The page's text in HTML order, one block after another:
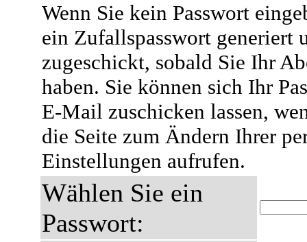
Wenn Sie kein Passwort
ein Zufallspasswort generiert
zugeschickt, sobald Sie Ihr
haben. Sie können sich Ihr
E-Mail zuschicken lassen,
die Seite zum Ändern Ihrer
Einstellungen aufrufen.
Wählen Sie ein
Passwort: